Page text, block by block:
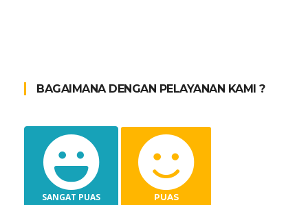
BAGAIMANA DENGAN PELAYANAN KAMI ?
SANGAT PUAS PUAS